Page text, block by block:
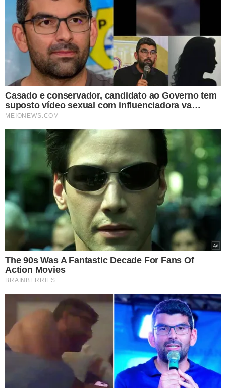
ACORDO COM OS EMPREGADORES
O MPT-CE informou que firmou um Termo de
Ajustamento de Conduta (TAC) com os empregadores da
trabalhadora para corrigir as irregularidades trabalhistas
constatadas durante a investigação e assegurar a
reparação dos danos causados.
Entre as medidas previstas no acordo estão:
Fornecimento à vítima de um imóvel no valor de R$ 150
mil, totalmente mobiliado e equipado com
eletrodomésticos;
Pagamento de R$ 50 mil em verbas rescisórias e
indenizatórias;
Regularização dos encargos sociais devidos;
Aplicação de multa em caso de descumprimento de
qualquer das obrigações assumidas pelos
empregadores.
O TAC considera, para fins de apuração e reparação, o
vínculo empregatício com os atuais empregadores a
partir de 2014. O Ministério Público do Trabalho ressaltou
que a assinatura do acordo não impede que a
trabalhadora busque outros direitos individuais na
Justiça.
VIOLAÇÃO DE DIREITOS
O MPT-CE destacou que o caso representa uma grave
violação dos direitos humanos e trabalhistas, exigindo a
atuação dos órgãos responsáveis pela proteção do